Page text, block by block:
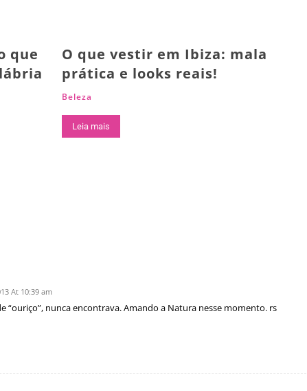
que
O que vestir em Ibiza: mala
prática e looks reais!
Beleza
Leia mais
At 10:39 am
“ouriço”, nunca encontrava. Amando a Natura nesse momento. rs